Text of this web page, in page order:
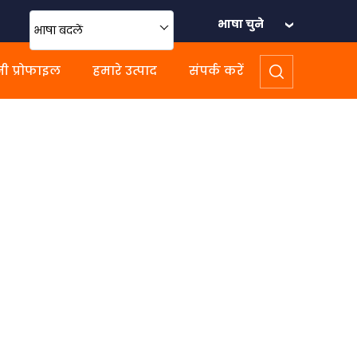
भाषा बदलें भाषा चुने
प्रोफाइल हमारे उत्पाद संपर्क करें